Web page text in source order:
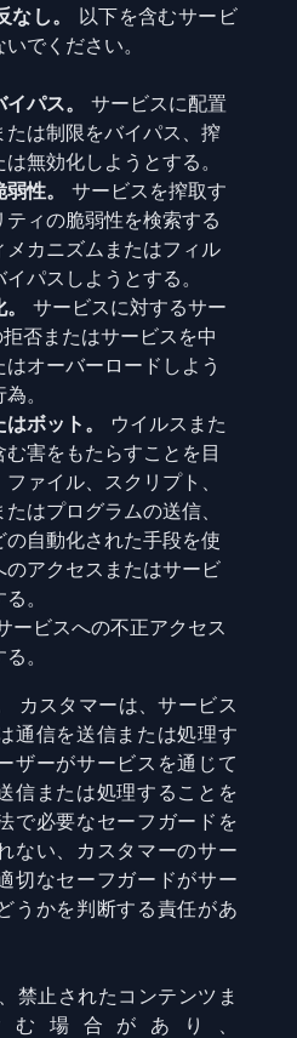
し。
以下を含むサービ
でください。
パス。
サービスに配置
たは制限をバイパス、搾
無効化しようとする。
性。
サービスを搾取す
ティの脆弱性を検索する
カニズムまたはフィル
パスしようとする。
サービスに対するサー
否またはサービスを中
オーバーロードしよう
。
ボット。
ウイルスまた
害をもたらすことを目
ァイル、スクリプト、
はプログラムの送信、
の自動化された手段を使
のアクセスまたはサービ
。
ービスへの不正アクセス
。
カスタマーは、サービス
通信を送信または処理す
ザーがサービスを通じて
信または処理することを
で必要なセーフガードを
ない、カスタマーのサー
切なセーフガードがサー
うかを判断する責任があ
禁止されたコンテンツま
場合があり、